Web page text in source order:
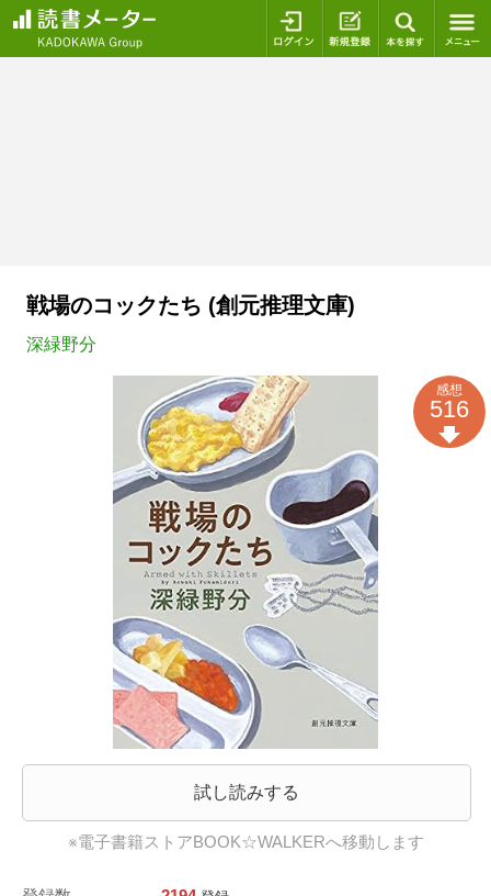
ログイン 新規登録
戦場のコックたち (創元推理文庫)
深緑野分
試し読みする
※電子書籍ストアBOOK☆WALKERへ移動します
感想
516